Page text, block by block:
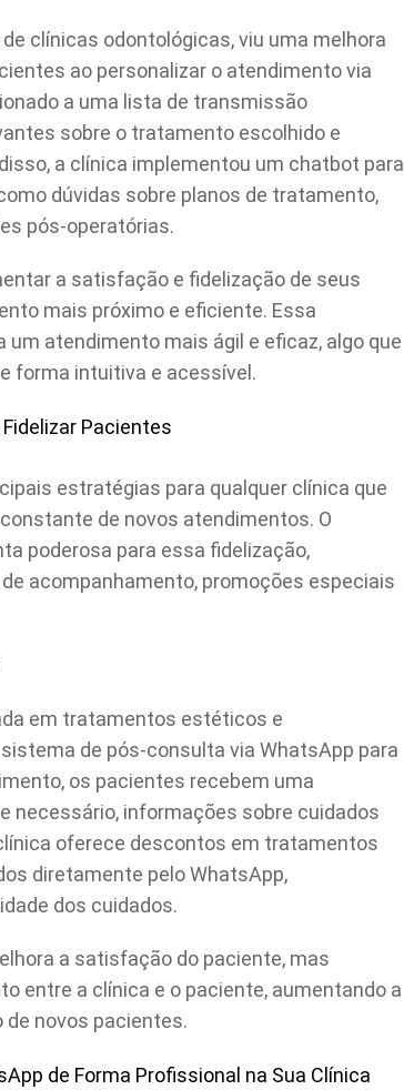
clínicas odontológicas, viu uma melhora
ao personalizar o atendimento via
a uma lista de transmissão
sobre o tratamento escolhido e
a clínica implementou um chatbot para
dúvidas sobre planos de tratamento,
pós-operatórias.
a satisfação e fidelização de seus
mais próximo e eficiente. Essa
atendimento mais ágil e eficaz, algo que
forma intuitiva e acessível.
Pacientes
estratégias para qualquer clínica que
de novos atendimentos. O
poderosa para essa fidelização,
acompanhamento, promoções especiais
em tratamentos estéticos e
de pós-consulta via WhatsApp para
os pacientes recebem uma
necessário, informações sobre cuidados
oferece descontos em tratamentos
diretamente pelo WhatsApp,
dos cuidados.
a satisfação do paciente, mas
entre a clínica e o paciente, aumentando a
de novos pacientes.
de Forma Profissional na Sua Clínica